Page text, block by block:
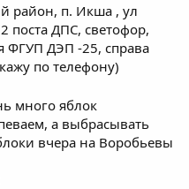
район, п. Икша , ул
поста ДПС, светофор,
ФГУП ДЭП -25, справа
по телефону)
много яблок
а выбрасывать
вчера на Воробьевы